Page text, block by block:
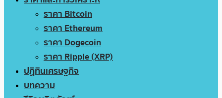
ราคา Bitcoin
ราคา Ethereum
ราคา Dogecoin
ราคา Ripple (XRP)
ปฏิทินเศรษฐกิจ
บทความ